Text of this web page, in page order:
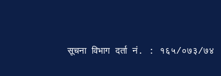
सूचना विभाग दर्ता‍ नं. : १६५/०७३/७४